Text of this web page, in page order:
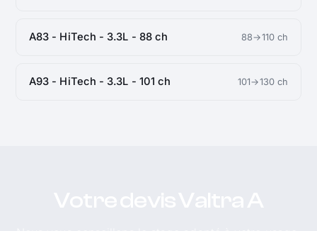
A83 - HiTech - 3.3L - 88 ch 88→110 ch
A93 - HiTech - 3.3L - 101 ch 101→130 ch